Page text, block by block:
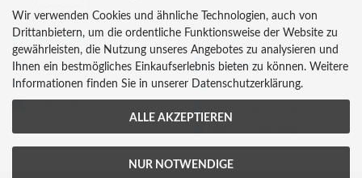
INFORMATIONEN
Über uns
Versandkosten
Lieferzeiten
ZAHLUNG
Kreditkarte
Bar (im Geschäft)
Wir verwenden Cookies und ähnliche Technologien, auch von
Drittanbietern, um die ordentliche Funktionsweise der Website zu
gewährleisten, die Nutzung unseres Angebotes zu analysieren und
Ihnen ein bestmögliches Einkaufserlebnis bieten zu können. Weitere
Informationen finden Sie in unserer Datenschutzerklärung.
ALLE AKZEPTIEREN
NUR NOTWENDIGE